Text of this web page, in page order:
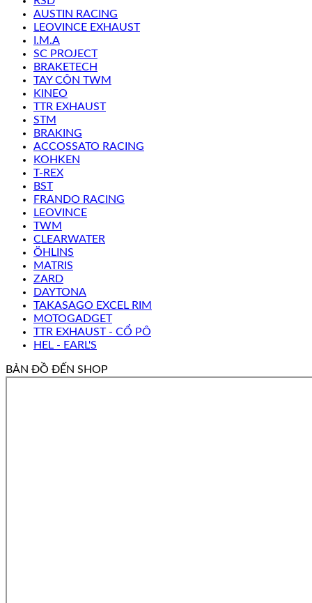
AUSTIN RACING
LEOVINCE EXHAUST
I.M.A
SC PROJECT
BRAKETECH
TAY CÔN TWM
KINEO
TTR EXHAUST
STM
BRAKING
ACCOSSATO RACING
KOHKEN
T-REX
BST
FRANDO RACING
LEOVINCE
TWM
CLEARWATER
ÖHLINS
MATRIS
ZARD
DAYTONA
TAKASAGO EXCEL RIM
MOTOGADGET
TTR EXHAUST - CỔ PÔ
HEL - EARL'S
BẢN ĐỒ ĐẾN SHOP